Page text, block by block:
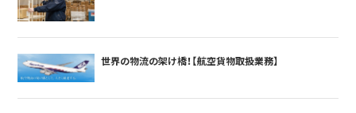
世界の物流の架け橋！【航空貨物取扱業務】